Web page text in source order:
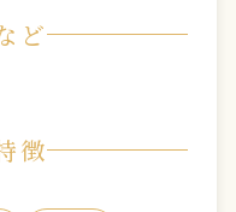
ど
徴